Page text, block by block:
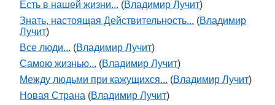
Есть в нашей жизни... (Владимир Лучит)
Знать, настоящая Действительность... (Владимир
Лучит)
Все люди... (Владимир Лучит)
Самою жизнью... (Владимир Лучит)
Между людьми при кажущихся... (Владимир Лучит)
Новая Страна (Владимир Лучит)